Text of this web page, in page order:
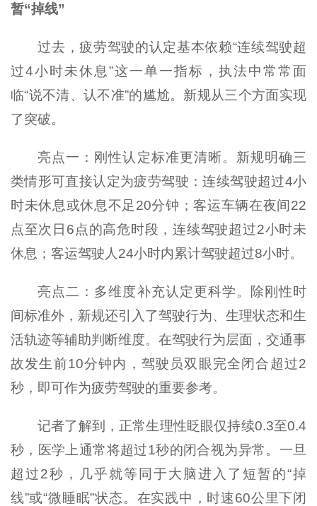
暂“掉线”
过去，疲劳驾驶的认定基本依赖“连续驾驶超
过4小时未休息”这一单一指标，执法中常常面
临“说不清、认不准”的尴尬。新规从三个方面实现
了突破。
亮点一：刚性认定标准更清晰。新规明确三
类情形可直接认定为疲劳驾驶：连续驾驶超过4小
时未休息或休息不足20分钟；客运车辆在夜间22
点至次日6点的高危时段，连续驾驶超过2小时未
休息；客运驾驶人24小时内累计驾驶超过8小时。
亮点二：多维度补充认定更科学。除刚性时
间标准外，新规还引入了驾驶行为、生理状态和生
活轨迹等辅助判断维度。在驾驶行为层面，交通事
故发生前10分钟内，驾驶员双眼完全闭合超过2
秒，即可作为疲劳驾驶的重要参考。
记者了解到，正常生理性眨眼仅持续0.3至0.4
秒，医学上通常将超过1秒的闭合视为异常。一旦
超过2秒，几乎就等同于大脑进入了短暂的“掉
线”或“微睡眠”状态。在实践中，时速60公里下闭